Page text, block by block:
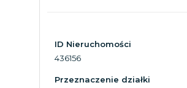
ID Nieruchomości
436156
Przeznaczenie działki